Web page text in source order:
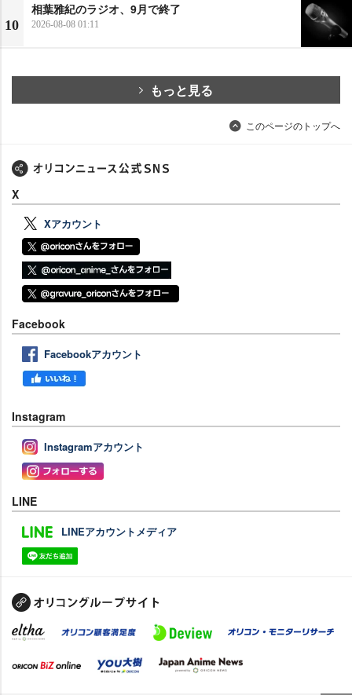
10
相葉雅紀のラジオ、9月で終了
2026-08-08 01:11
もっと見る
このページのトップへ
X
Xアカウント
Facebook
Facebookアカウント
Instagram
Instagramアカウント
LINE
LINEアカウントメディア